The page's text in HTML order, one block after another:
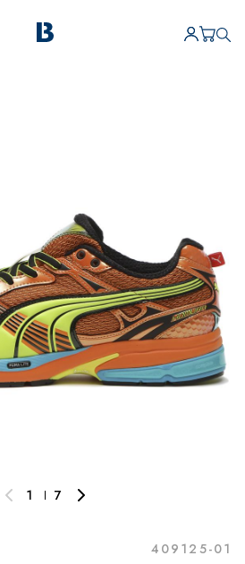
1 7
409125-01